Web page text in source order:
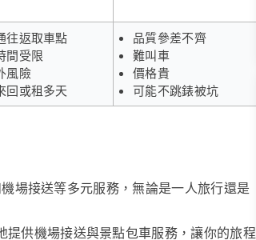
往返取車點
間受限
風險
回或租多天
品質參差不齊
難叫車
價格貴
可能不跳錶被坑
場接送等多元服務，無論是一人旅行還是
供機場接送與景點包車服務，讓你的旅程